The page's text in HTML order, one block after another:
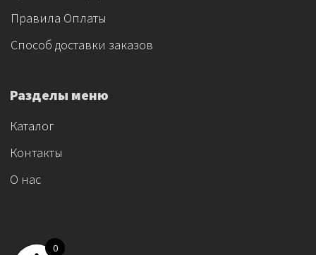
Правила Оплаты
Способ доставки заказов
Разделы меню
Каталог
Контакты
О нас
0